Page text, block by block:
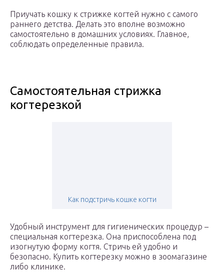
Приучать кошку к стрижке когтей нужно с самого
раннего детства. Делать это вполне возможно
самостоятельно в домашних условиях. Главное,
соблюдать определенные правила.
Самостоятельная стрижка
когтерезкой
Как подстричь кошке когти
Удобный инструмент для гигиенических процедур –
специальная когтерезка. Она приспособлена под
изогнутую форму когтя. Стричь ей удобно и
безопасно. Купить когтерезку можно в зоомагазине
либо клинике.